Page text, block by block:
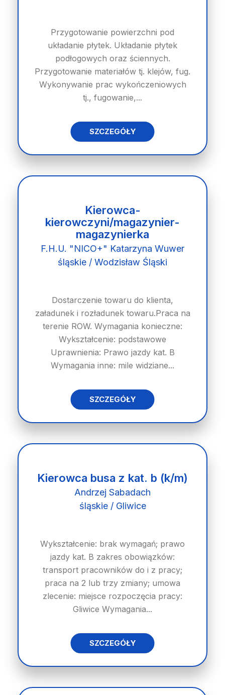
Przygotowanie powierzchni pod
układanie płytek. Układanie płytek
podłogowych oraz ściennych.
Przygotowanie materiałów tj. klejów, fug.
Wykonywanie prac wykończeniowych
tj., fugowanie,...
SZCZEGÓŁY
Kierowca-
kierowczyni/magazynier-
magazynierka
F.H.U. "NICO+" Katarzyna Wuwer
śląskie / Wodzisław Śląski
Dostarczenie towaru do klienta,
załadunek i rozładunek towaru.Praca na
terenie ROW. Wymagania konieczne:
Wykształcenie: podstawowe
Uprawnienia: Prawo jazdy kat. B
Wymagania inne: mile widziane...
SZCZEGÓŁY
Kierowca busa z kat. b (k/m)
Andrzej Sabadach
śląskie / Gliwice
Wykształcenie: brak wymagań; prawo
jazdy kat. B zakres obowiązków:
transport pracowników do i z pracy;
praca na 2 lub trzy zmiany; umowa
zlecenie: miejsce rozpoczęcia pracy:
Gliwice Wymagania...
SZCZEGÓŁY